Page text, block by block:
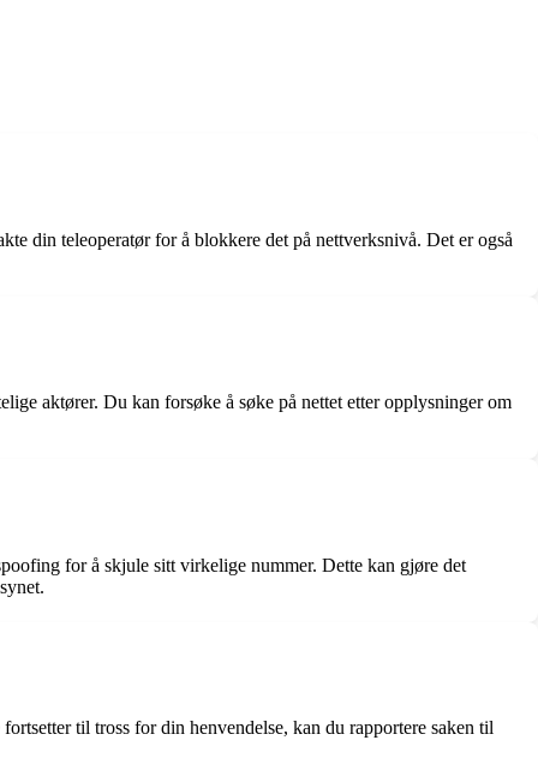
din teleoperatør for å blokkere det på nettverksnivå. Det er også
aktører. Du kan forsøke å søke på nettet etter opplysninger om
for å skjule sitt virkelige nummer. Dette kan gjøre det
til tross for din henvendelse, kan du rapportere saken til